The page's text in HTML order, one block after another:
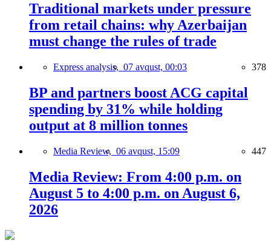
Traditional markets under pressure
from retail chains: why Azerbaijan
must change the rules of trade
Express analysis, 07 avqust, 00:03 378
BP and partners boost ACG capital
spending by 31% while holding
output at 8 million tonnes
Media Review, 06 avqust, 15:09 447
Media Review: From 4:00 p.m. on
August 5 to 4:00 p.m. on August 6,
2026